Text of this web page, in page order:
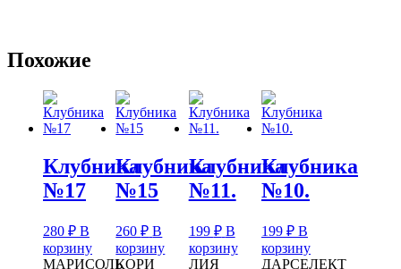
Похожие
Клубника
№17
280 ₽ В
корзину
МАРИСОЛЬ
Клубника
№15
260₽ В
корзину
КОРИ
Клубника
№11.
199 ₽ В
корзину
ЛИЯ
Клубника
№10.
199 ₽ В
корзину
ДАРСЕЛЕКТ